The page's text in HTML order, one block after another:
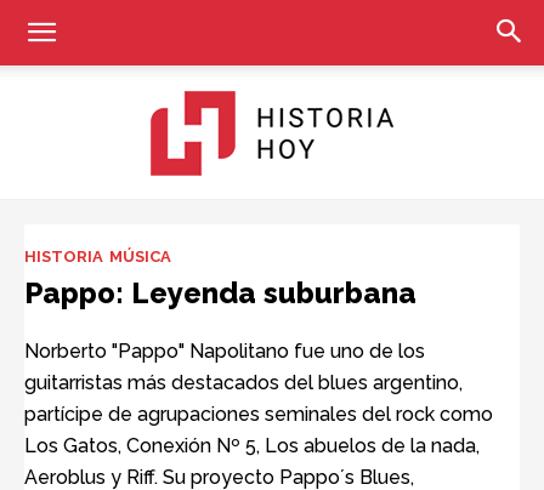
Hoy
HISTORIA MÚSICA
Pappo: Leyenda suburbana
Norberto "Pappo" Napolitano fue uno de los
guitarristas más destacados del blues argentino,
partícipe de agrupaciones seminales del rock como
Los Gatos, Conexión Nº 5, Los abuelos de la nada,
Aeroblus y Riff. Su proyecto Pappo´s Blues,